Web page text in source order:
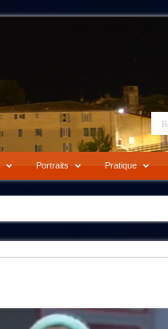
Portraits Pratique